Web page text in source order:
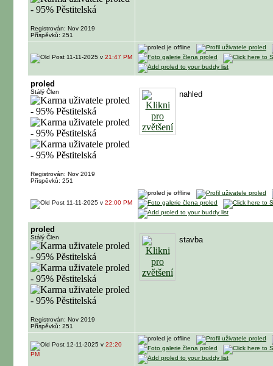
Registrován: Nov 2019
Příspěvků: 251
11-11-2025 v 21:47 PM
proled
Stálý Člen
Registrován: Nov 2019
Příspěvků: 251
nahled
11-11-2025 v 22:00 PM
proled
Stálý Člen
Registrován: Nov 2019
Příspěvků: 251
stavba
12-11-2025 v 22:20
PM